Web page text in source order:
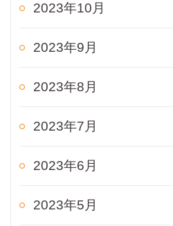
2023年10月
2023年9月
2023年8月
2023年7月
2023年6月
2023年5月